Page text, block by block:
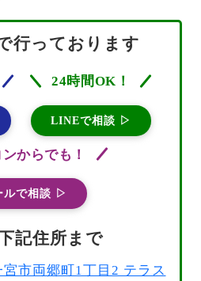
行っております
24時間OK！
LINEで相談 ▷
からでも！
ルで相談 ▷
記住所まで
市両郷町1丁目2 テラス